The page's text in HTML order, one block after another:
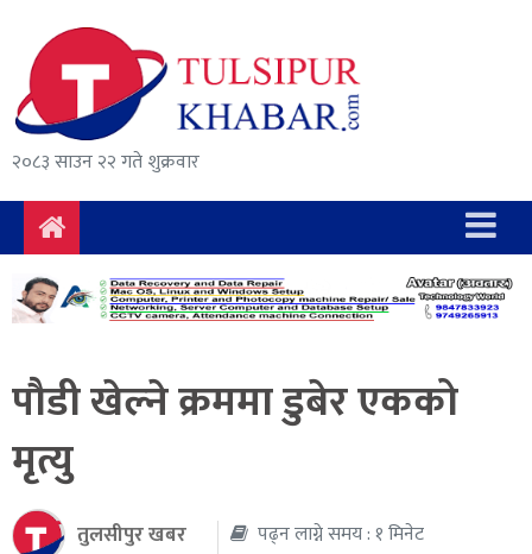
२०८३ साउन २२ गते शुक्रवार
समाचार
राजनीति
सुरक्षा/
अपराध
दुर्घटना
विचार
अर्थ
संवाद
मनोरञ्जन
पौडी खेल्ने क्रममा डुबेर एकको
मृत्यु
तुलसीपुर खबर पढ्न लाग्ने समय : १ मिनेट